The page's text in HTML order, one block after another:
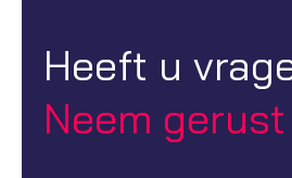
Heeft u
Neem